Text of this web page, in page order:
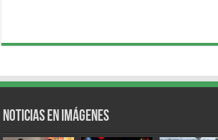
Noticias en Imágenes